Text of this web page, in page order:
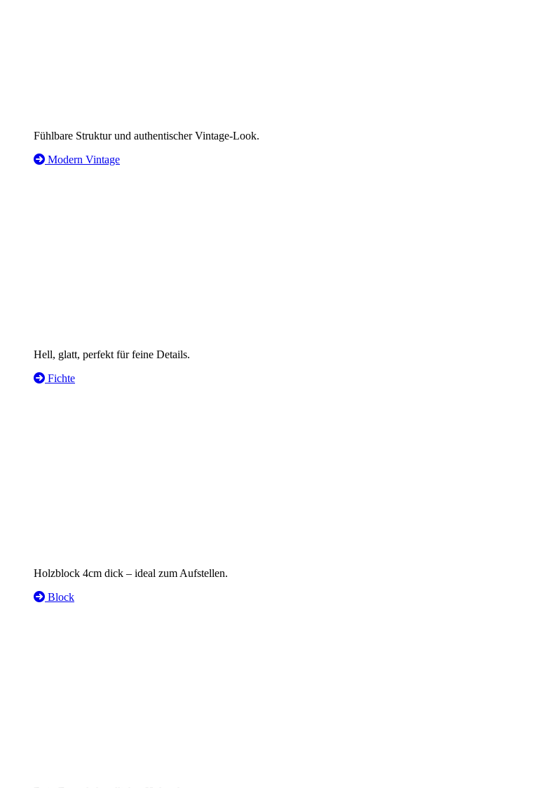
Fühlbare Struktur und authentischer Vintage-Look.
Modern Vintage
Hell, glatt, perfekt für feine Details.
Fichte
Holzblock 4cm dick – ideal zum Aufstellen.
Block